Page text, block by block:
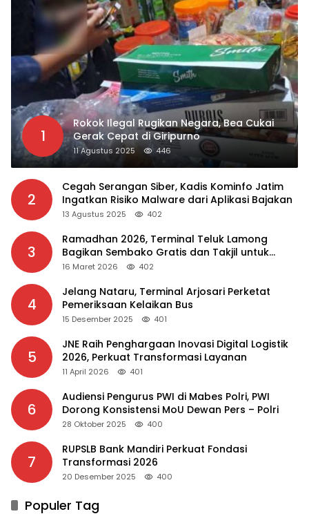
1
Rokok Ilegal Rugikan Negara, Bea Cukai
Gerak Cepat di Giripurno
11 Agustus 2025 446
2
Cegah Serangan Siber, Kadis Kominfo Jatim
Ingatkan Risiko Malware dari Aplikasi Bajakan
13 Agustus 2025 402
3
Ramadhan 2026, Terminal Teluk Lamong
Bagikan Sembako Gratis dan Takjil untuk
Masyarakat
16 Maret 2026 402
4
Jelang Nataru, Terminal Arjosari Perketat
Pemeriksaan Kelaikan Bus
15 Desember 2025 401
5
JNE Raih Penghargaan Inovasi Digital Logistik
2026, Perkuat Transformasi Layanan
11 April 2026 401
6
Audiensi Pengurus PWI di Mabes Polri, PWI
Dorong Konsistensi MoU Dewan Pers – Polri
28 Oktober 2025 400
7
RUPSLB Bank Mandiri Perkuat Fondasi
Transformasi 2026
20 Desember 2025 400
Populer Tag